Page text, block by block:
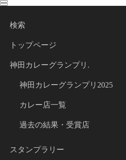
toggle
toggle
検索
トップページ
神田カレーグランプリ.
神田カレーグランプリ2025
カレー店一覧
過去の結果・受賞店
スタンプラリー